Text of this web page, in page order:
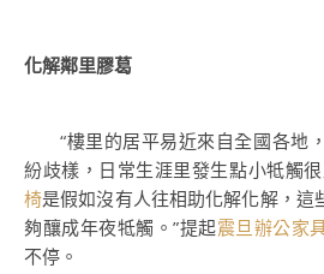
化解鄰里膠葛
“樓里的居平易近來自全國各地
紛歧樣，日常生涯里發生點小牴觸
椅是假如沒有人往相助化解化解，這
夠釀成年夜牴觸。”提起震旦辦公家
不停。